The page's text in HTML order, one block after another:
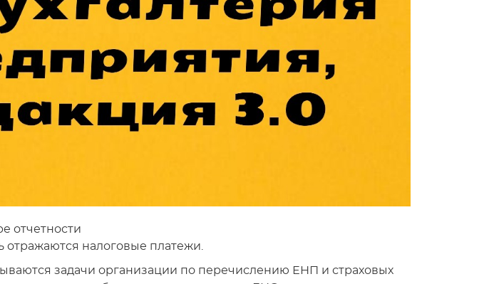
отчетности
отражаются налоговые платежи.
задачи организации по перечислению ЕНП и страховых